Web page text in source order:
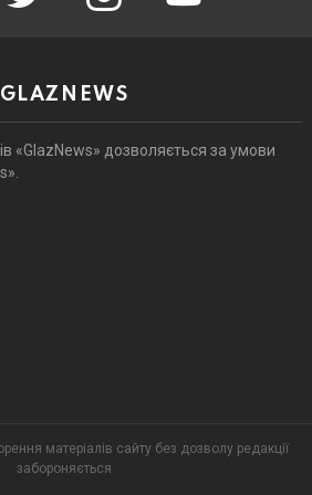
GLAZNEWS
«GlazNews» дозволяється за умови
матеріалів сайту без дозволу редакції
забороняється